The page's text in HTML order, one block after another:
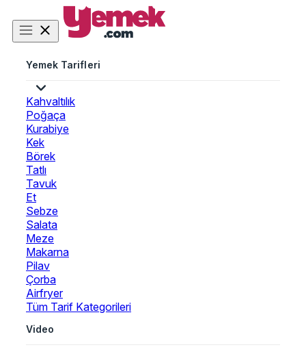
Yemek Tarifleri
Kahvaltılık
Poğaça
Kurabiye
Kek
Börek
Tatlı
Tavuk
Et
Sebze
Salata
Meze
Makarna
Pilav
Çorba
Airfryer
Tüm Tarif Kategorileri
Video